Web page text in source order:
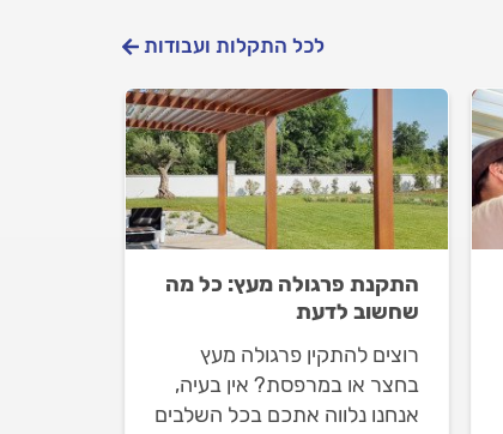
לכל התקלות ועבודות
התקנת פרגולה מעץ: כל מה
שחשוב לדעת
רוצים להתקין פרגולה מעץ
בחצר או במרפסת? אין בעיה,
אנחנו נלווה אתכם בכל השלבים